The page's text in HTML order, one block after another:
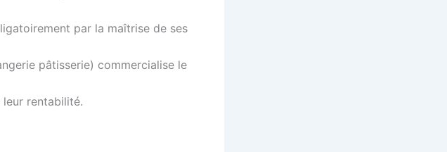
par la maîtrise de ses
pâtisserie) commercialise le
rentabilité.